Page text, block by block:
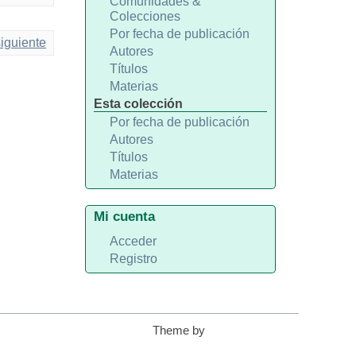
Colecciones
Por fecha de publicación
Autores
Títulos
Materias
Esta colección
Por fecha de publicación
Autores
Títulos
Materias
Mi cuenta
Acceder
Registro
Theme by